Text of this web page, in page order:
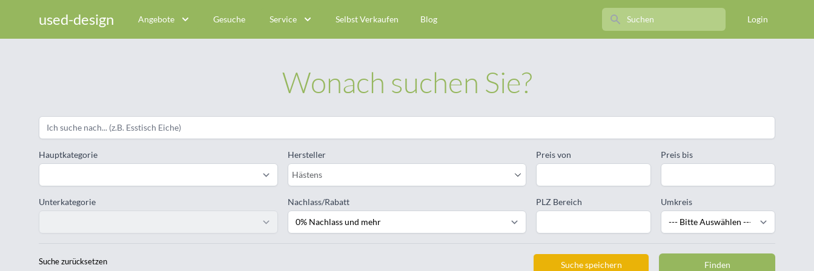
used-design Angebote Gesuche Service Selbst Verkaufen Blog Search Login
Wonach suchen Sie?
Hauptkategorie
Unterkategorie
Hersteller
Hästens
Nachlass/Rabatt
Preis von Preis bis
PLZ Bereich Umkreis
Suche zurücksetzen Suche speichern Finden